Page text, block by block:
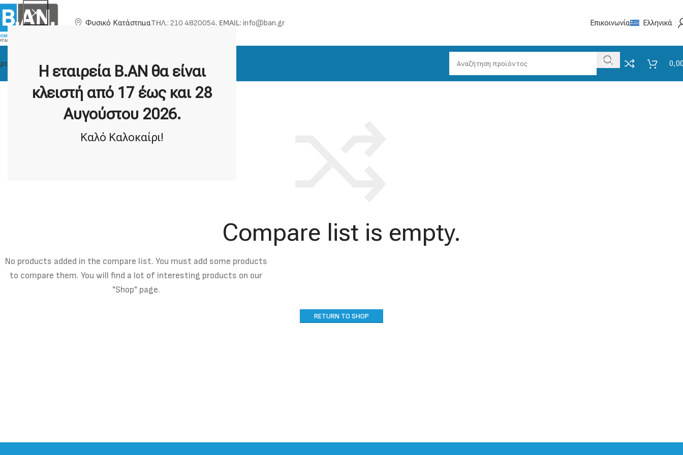
Η εταιρεία Β.ΑΝ θα είναι
κλειστή από 17 έως και 28
Αυγούστου 2026.
Καλό Καλοκαίρι!
Φυσικό ΚατάστημαΤΗΛ.: 210 4820054, EMAIL: info@ban.gr Επικοινωνία Ελληνικά
Η Εταιρία Τεχνική Υποστήριξη Κατασκευαστές
Compare list is empty.
No products added in the compare list. You must add some products
to compare them. You will find a lot of interesting products on our
"Shop" page.
RETURN TO SHOP